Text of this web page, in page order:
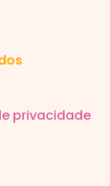
privacidade